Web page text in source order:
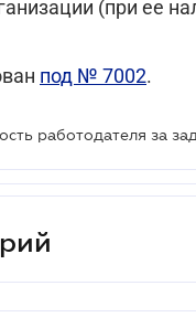
(при ее
под № 7002.